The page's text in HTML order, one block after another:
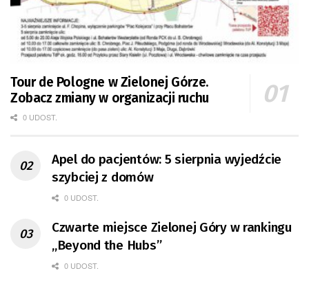
Tour de Pologne w Zielonej Górze.
Zobacz zmiany w organizacji ruchu
0 UDOST.
Apel do pacjentów: 5 sierpnia wyjedźcie
szybciej z domów
0 UDOST.
Czwarte miejsce Zielonej Góry w rankingu
„Beyond the Hubs”
0 UDOST.